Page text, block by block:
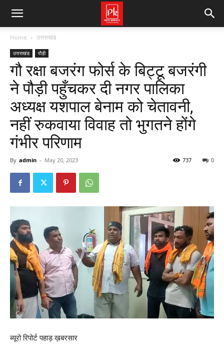
Home उत्तराखंड
उत्तराखंड पौड़ी
गौ रक्षा बजरंग फोर्स के बिट्टू बजरंगी
ने पौड़ी पहुँचकर दी नगर पालिका
अध्यक्ष यशपाल बेनाम को चेतावनी,
नहीं रुकवाया विवाह तो भुगतने होंगे
गंभीर परिणाम
By admin - May 20, 2023 0
737
ब्यूरो रिपोर्ट पहाड़ ख़बरसार